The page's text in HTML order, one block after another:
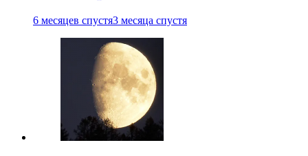
6 месяцев спустя3 месяца спустя